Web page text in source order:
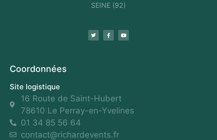
SEINE (92)
Coordonnées
Site logistique
16 Route de Saint-Hubert
78610 Le Perray-en-Yvelines
01 34 85 56 64
contact@richardevents.fr